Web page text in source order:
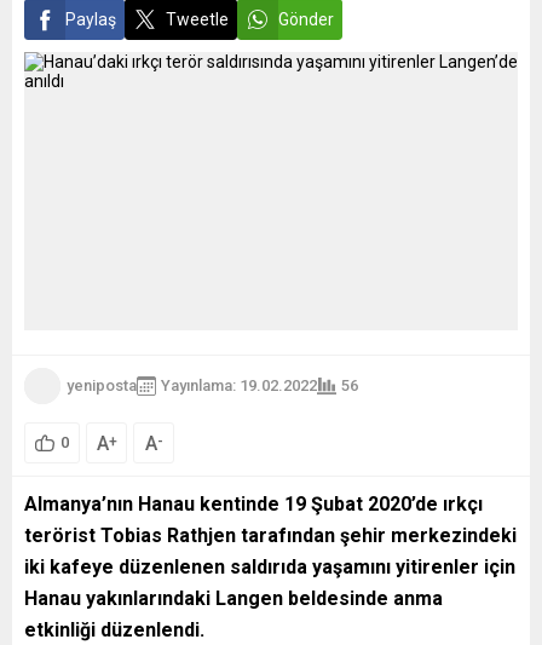
Paylaş Tweetle Gönder
yeniposta Yayınlama: 19.02.2022 56
0 A+ A-
Almanya’nın Hanau kentinde 19 Şubat 2020’de ırkçı
terörist Tobias Rathjen tarafından şehir merkezindeki
iki kafeye düzenlenen saldırıda yaşamını yitirenler için
Hanau yakınlarındaki Langen beldesinde anma
etkinliği düzenlendi.